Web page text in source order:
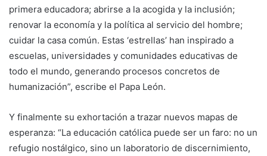
primera educadora; abrirse a la acogida y la inclusión;
renovar la economía y la política al servicio del hombre;
cuidar la casa común. Estas ‘estrellas’ han inspirado a
escuelas, universidades y comunidades educativas de
todo el mundo, generando procesos concretos de
humanización”, escribe el Papa León.
Y finalmente su exhortación a trazar nuevos mapas de
esperanza: “La educación católica puede ser un faro: no un
refugio nostálgico, sino un laboratorio de discernimiento,